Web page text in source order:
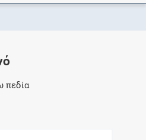
πεδία